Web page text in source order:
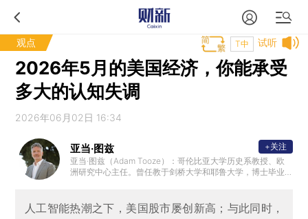
观点 试听
T中
2026年5月的美国经济，你能承受
多大的认知失调
2026年06月02日 16:34
亚当·图兹
亚当·图兹（Adam Tooze）：哥伦比亚大学历史系教授、欧
洲研究中心主任。曾任教于剑桥大学和耶鲁大学，博士毕业
第一次世界大战与全球秩序的重建》《毁灭的代价：纳粹经
济的形成与崩溃》《崩盘：全球金融危机如何重塑世界》。2
+关注
人工智能热潮之下，美国股市屡创新高；与此同时，